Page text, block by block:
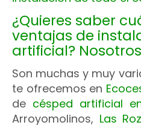
¿Quieres saber
ventajas de
artificial?
Son muchas y muy
te ofrecemos en
de césped artificial
Arroyomolinos, Las